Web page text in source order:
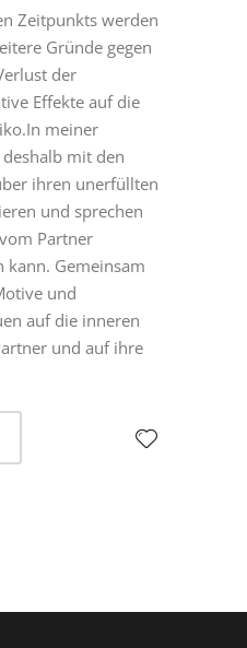
Zeitpunkts werden
Gründe gegen
der
Effekte auf die
meiner
mit den
ihren unerfüllten
und sprechen
Partner
kann. Gemeinsam
und
auf die inneren
und auf ihre